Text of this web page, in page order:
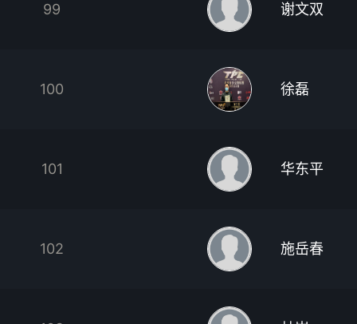
99 谢文双
100 徐磊
101 华东平
102 施岳春